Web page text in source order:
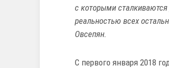
с которыми
реальностью всех
Овсепян.
С первого января 2018